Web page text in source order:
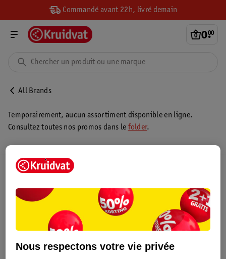
Commandé avant 22h, livré demain
0.
00
All Brands
Temporairement, aucun assortiment disponible en ligne.
Consultez toutes nos promos dans le folder.
Nous respectons votre vie privée